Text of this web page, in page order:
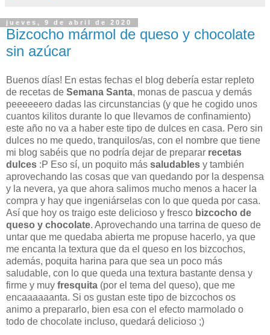
jueves, 9 de abril de 2020
Bizcocho mármol de queso y chocolate
sin azúcar
Buenos días! En estas fechas el blog debería estar repleto
de recetas de Semana Santa, monas de pascua y demás
peeeeeero dadas las circunstancias (y que he cogido unos
cuantos kilitos durante lo que llevamos de confinamiento)
este año no va a haber este tipo de dulces en casa. Pero sin
dulces no me quedo, tranquilos/as, con el nombre que tiene
mi blog sabéis que no podría dejar de preparar recetas
dulces :P Eso sí, un poquito más saludables y también
aprovechando las cosas que van quedando por la despensa
y la nevera, ya que ahora salimos mucho menos a hacer la
compra y hay que ingeniárselas con lo que queda por casa.
Así que hoy os traigo este delicioso y fresco bizcocho de
queso y chocolate. Aprovechando una tarrina de queso de
untar que me quedaba abierta me propuse hacerlo, ya que
me encanta la textura que da el queso en los bizcochos,
además, poquita harina para que sea un poco más
saludable, con lo que queda una textura bastante densa y
firme y muy fresquita (por el tema del queso), que me
encaaaaaanta. Si os gustan este tipo de bizcochos os
animo a prepararlo, bien esa con el efecto marmolado o
todo de chocolate incluso, quedará delicioso ;)